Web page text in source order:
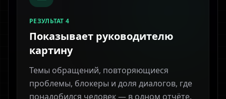
РЕЗУЛЬТАТ 4
Показывает руководителю
картину
Темы обращений, повторяющиеся
проблемы, блокеры и доля диалогов, где
понадобился человек — в одном отчёте.